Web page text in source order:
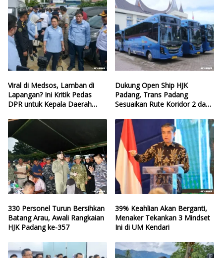
Viral di Medsos, Lamban di
Lapangan? Ini Kritik Pedas
DPR untuk Kepala Daerah
Bencana
Dukung Open Ship HJK
Padang, Trans Padang
Sesuaikan Rute Koridor 2 dan
330 Personel Turun Bersihkan
Batang Arau, Awali Rangkaian
HJK Padang ke-357
39% Keahlian Akan Berganti,
Menaker Tekankan 3 Mindset
Ini di UM Kendari